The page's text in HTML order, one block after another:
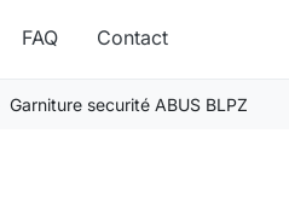
FAQ Contact
Garniture securité ABUS BLPZ